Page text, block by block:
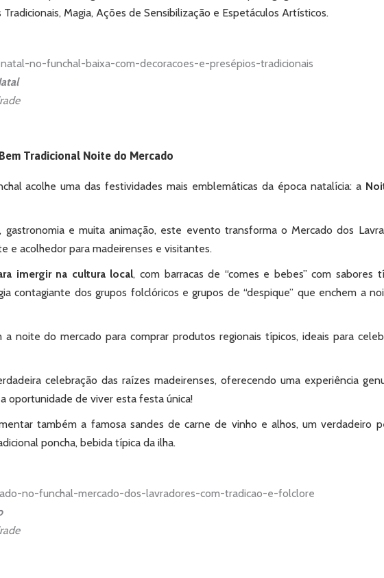
Tradicionais, Magia, Ações de Sensibilização e Espetáculos Artísticos.
Tradicional Noite do Mercado
acolhe uma das festividades mais emblemáticas da época natalícia: a
gastronomia e muita animação, este evento transforma o Mercado dos
e acolhedor para madeirenses e visitantes.
imergir na cultura local, com barracas de “comes e bebes” com sabores
contagiante dos grupos folclóricos e grupos de “despique” que enchem a
noite do mercado para comprar produtos regionais típicos, ideais para
celebração das raízes madeirenses, oferecendo uma experiência
oportunidade de viver esta festa única!
também a famosa sandes de carne de vinho e alhos, um verdadeiro
poncha, bebida típica da ilha.